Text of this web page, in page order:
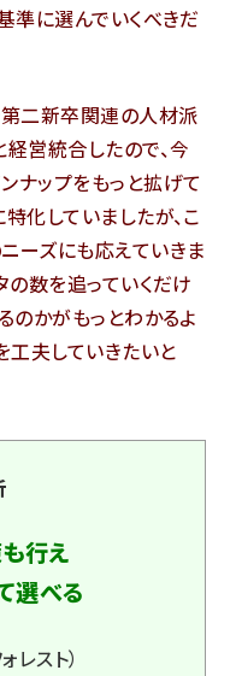
準に選んでいくべきだ
第二新卒関連の人材派
営統合したので、今
ナップをもっと拡げて
化していましたが、こ
ーズにも応えていきま
の数を追っていくだけ
のかがもっとわかるよ
工夫していきたいと
行え
選べる
スト）